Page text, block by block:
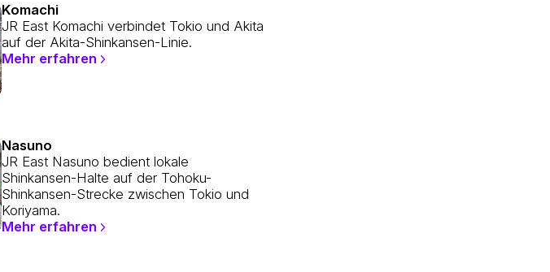
Komachi
JR East Komachi verbindet Tokio und Akita
auf der Akita-Shinkansen-Linie.
Mehr erfahren
Nasuno
JR East Nasuno bedient lokale
Shinkansen-Halte auf der Tohoku-
Shinkansen-Strecke zwischen Tokio und
Koriyama.
Mehr erfahren